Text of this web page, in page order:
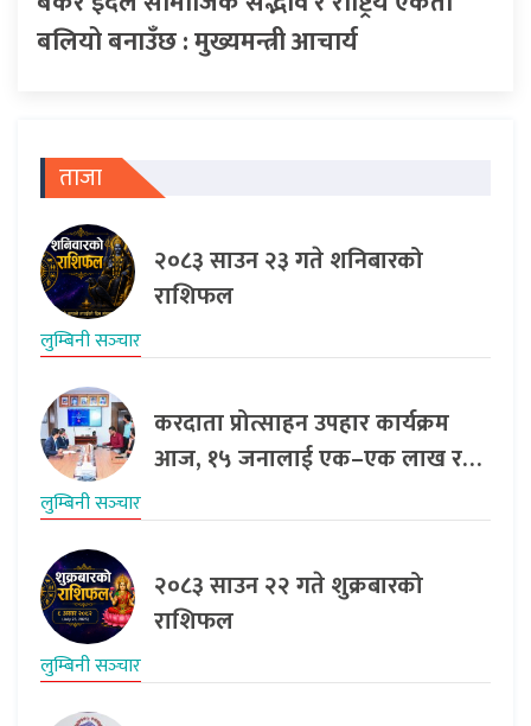
बलियो बनाउँछ : मुख्यमन्त्री आचार्य
ताजा
२०८३ साउन २३ गते शनिबारको
राशिफल
लुम्बिनी सञ्‍चार
करदाता प्रोत्साहन उपहार कार्यक्रम
आज, १५ जनालाई एक–एक लाख र…
लुम्बिनी सञ्‍चार
२०८३ साउन २२ गते शुक्रबारको
राशिफल
लुम्बिनी सञ्‍चार